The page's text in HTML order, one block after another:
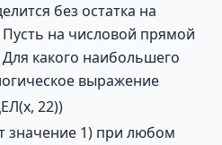
без остатка на
на числовой прямой
какого наибольшего
выражение
22))
значение 1) при любом